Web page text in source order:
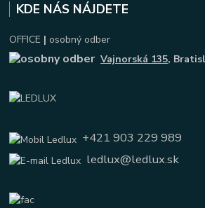
KDE NÁS NÁJDETE
OFFICE | osobný odber
Vajnorská 135,
+421 903 229 989
ledlux@ledlux.sk